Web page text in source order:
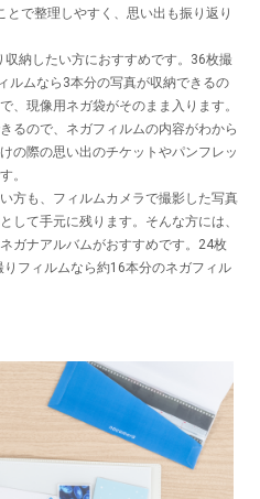
で整理しやすく、思い出も振り返り
納したい方におすすめです。36枚撮
ルムなら3本分の写真が収納できるの
、現像用ネガ袋がそのまま入ります。
るので、ネガフィルムの内容がわから
の際の思い出のチケットやパンフレッ
。
方も、フィルムカメラで撮影した写真
して手元に残ります。そんな方には、
ガナアルバムがおすすめです。24枚
フィルムなら約16本分のネガフィル